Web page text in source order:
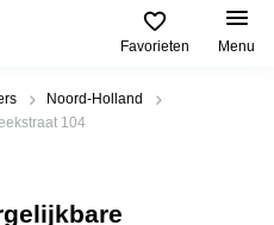
Favorieten Menu
Noord-Holland
104